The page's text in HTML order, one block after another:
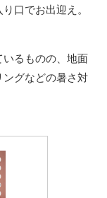
口でお出迎え。
るものの、地面
グなどの暑さ対